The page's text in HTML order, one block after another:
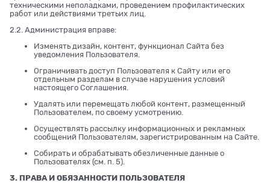
техническими неполадками, проведением профилактических
работ или действиями третьих лиц.
2.2. Администрация вправе:
Изменять дизайн, контент, функционал Сайта без
уведомления Пользователя.
Ограничивать доступ Пользователя к Сайту или его
отдельным разделам в случае нарушения условий
настоящего Соглашения.
Удалять или перемещать любой контент, размещенный
Пользователем, по своему усмотрению.
Осуществлять рассылку информационных и рекламных
сообщений Пользователям, зарегистрированным на Сайте.
Собирать и обрабатывать обезличенные данные о
Пользователях (см. п. 5).
3. ПРАВА И ОБЯЗАННОСТИ ПОЛЬЗОВАТЕЛЯ